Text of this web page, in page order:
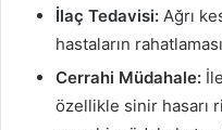
İlaç Tedavisi: Ağrı
hastaların
Cerrahi Müdahale:
özellikle sinir hasarı